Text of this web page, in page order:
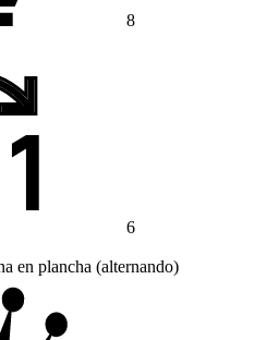
8
6
en plancha (alternando)